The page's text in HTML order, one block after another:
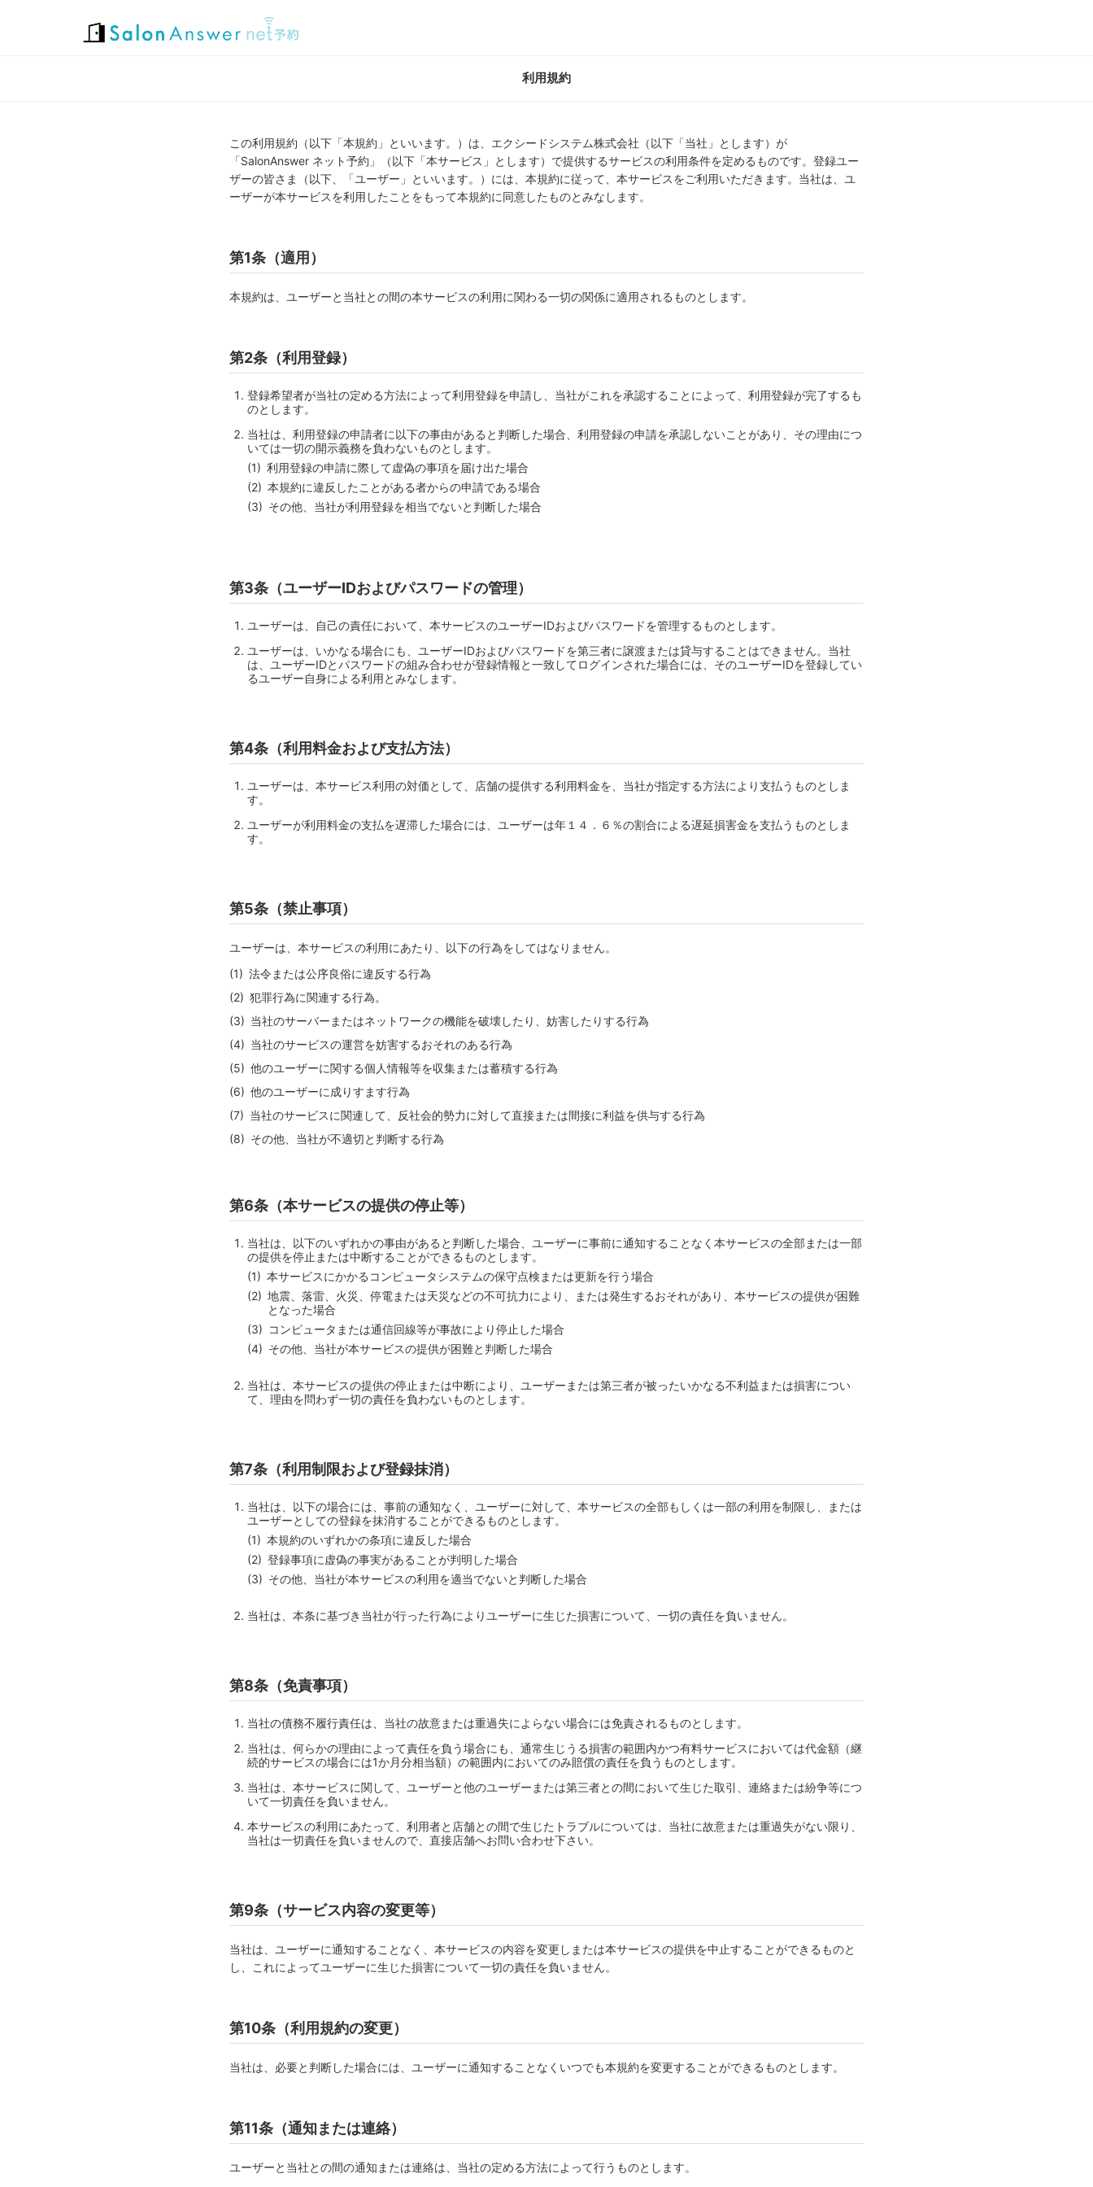
利用規約
この利用規約（以下「本規約」といいます。）は、エクシードシステム株式会社（以下「当社」とします）が
「SalonAnswer ネット予約」（以下「本サービス」とします）で提供するサービスの利用条件を定めるものです。登録ユー
ザーの皆さま（以下、「ユーザー」といいます。）には、本規約に従って、本サービスをご利用いただきます。当社は、ユ
ーザーが本サービスを利用したことをもって本規約に同意したものとみなします。
第1条（適用）
本規約は、ユーザーと当社との間の本サービスの利用に関わる一切の関係に適用されるものとします。
第2条（利用登録）
登録希望者が当社の定める方法によって利用登録を申請し、当社がこれを承認することによって、利用登録が完了するも
のとします。
当社は、利用登録の申請者に以下の事由があると判断した場合、利用登録の申請を承認しないことがあり、その理由につ
いては一切の開示義務を負わないものとします。
利用登録の申請に際して虚偽の事項を届け出た場合
本規約に違反したことがある者からの申請である場合
その他、当社が利用登録を相当でないと判断した場合
第3条（ユーザーIDおよびパスワードの管理）
ユーザーは、自己の責任において、本サービスのユーザーIDおよびパスワードを管理するものとします。
ユーザーは、いかなる場合にも、ユーザーIDおよびパスワードを第三者に譲渡または貸与することはできません。当社
は、ユーザーIDとパスワードの組み合わせが登録情報と一致してログインされた場合には、そのユーザーIDを登録してい
るユーザー自身による利用とみなします。
第4条（利用料金および支払方法）
ユーザーは、本サービス利用の対価として、店舗の提供する利用料金を、当社が指定する方法により支払うものとしま
す。
ユーザーが利用料金の支払を遅滞した場合には、ユーザーは年１４．６％の割合による遅延損害金を支払うものとしま
す。
第5条（禁止事項）
ユーザーは、本サービスの利用にあたり、以下の行為をしてはなりません。
法令または公序良俗に違反する行為
犯罪行為に関連する行為。
当社のサーバーまたはネットワークの機能を破壊したり、妨害したりする行為
当社のサービスの運営を妨害するおそれのある行為
他のユーザーに関する個人情報等を収集または蓄積する行為
他のユーザーに成りすます行為
当社のサービスに関連して、反社会的勢力に対して直接または間接に利益を供与する行為
その他、当社が不適切と判断する行為
第6条（本サービスの提供の停止等）
当社は、以下のいずれかの事由があると判断した場合、ユーザーに事前に通知することなく本サービスの全部または一部
の提供を停止または中断することができるものとします。
本サービスにかかるコンピュータシステムの保守点検または更新を行う場合
地震、落雷、火災、停電または天災などの不可抗力により、または発生するおそれがあり、本サービスの提供が困難
となった場合
コンピュータまたは通信回線等が事故により停止した場合
その他、当社が本サービスの提供が困難と判断した場合
当社は、本サービスの提供の停止または中断により、ユーザーまたは第三者が被ったいかなる不利益または損害につい
て、理由を問わず一切の責任を負わないものとします。
第7条（利用制限および登録抹消）
当社は、以下の場合には、事前の通知なく、ユーザーに対して、本サービスの全部もしくは一部の利用を制限し、または
ユーザーとしての登録を抹消することができるものとします。
本規約のいずれかの条項に違反した場合
登録事項に虚偽の事実があることが判明した場合
その他、当社が本サービスの利用を適当でないと判断した場合
当社は、本条に基づき当社が行った行為によりユーザーに生じた損害について、一切の責任を負いません。
第8条（免責事項）
当社の債務不履行責任は、当社の故意または重過失によらない場合には免責されるものとします。
当社は、何らかの理由によって責任を負う場合にも、通常生じうる損害の範囲内かつ有料サービスにおいては代金額（継
続的サービスの場合には1か月分相当額）の範囲内においてのみ賠償の責任を負うものとします。
当社は、本サービスに関して、ユーザーと他のユーザーまたは第三者との間において生じた取引、連絡または紛争等につ
いて一切責任を負いません。
本サービスの利用にあたって、利用者と店舗との間で生じたトラブルについては、当社に故意または重過失がない限り、
当社は一切責任を負いませんので、直接店舗へお問い合わせ下さい。
第9条（サービス内容の変更等）
当社は、ユーザーに通知することなく、本サービスの内容を変更しまたは本サービスの提供を中止することができるものと
し、これによってユーザーに生じた損害について一切の責任を負いません。
第10条（利用規約の変更）
当社は、必要と判断した場合には、ユーザーに通知することなくいつでも本規約を変更することができるものとします。
第11条（通知または連絡）
ユーザーと当社との間の通知または連絡は、当社の定める方法によって行うものとします。